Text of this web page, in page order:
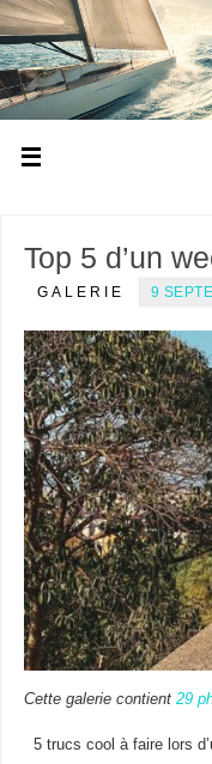
Top 5 d’un
GALERIE 9
Cette galerie contient 29
5 trucs cool à faire lors